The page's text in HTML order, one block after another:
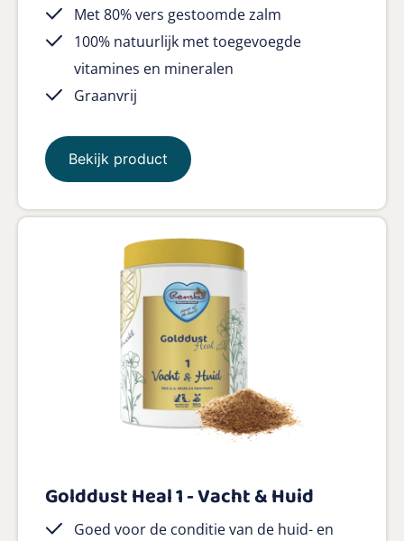
Met 80% vers gestoomde zalm
100% natuurlijk met toegevoegde
vitamines en mineralen
Graanvrij
Bekijk product
Golddust Heal 1 - Vacht & Huid
Goed voor de conditie van de huid- en